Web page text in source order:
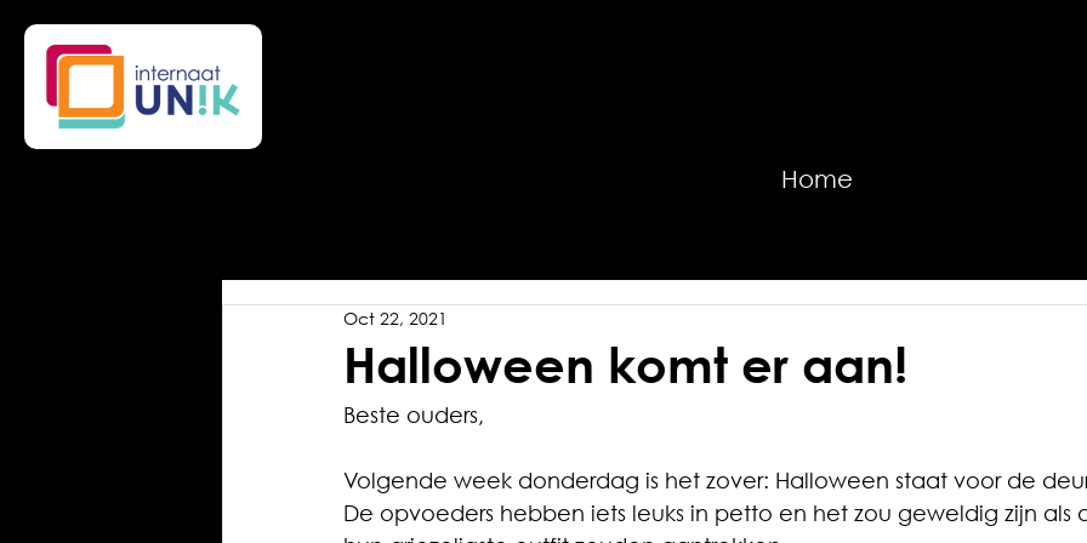
Home
Halloween komt er aan!
Oct 22, 2021
Beste ouders,
Volgende week donderdag is het zover: Halloween staat voor de
De opvoeders hebben iets leuks in petto en het zou geweldig zijn als